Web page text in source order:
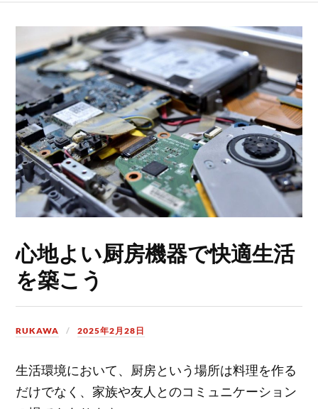
心地よい厨房機器で快適生活
を築こう
RUKAWA 2025年2月28日
生活環境において、厨房という場所は料理を作る
だけでなく、家族や友人とのコミュニケーション